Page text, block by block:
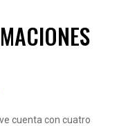
cuenta con cuatro